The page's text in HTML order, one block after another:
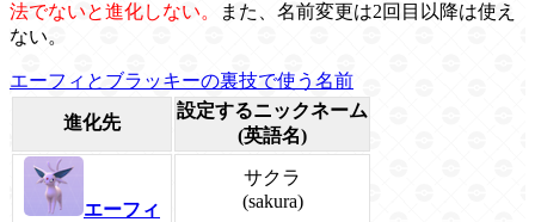
法でないと進化しない。
また、名前変更は2回目以降は使え
ない。
エーフィとブラッキーの裏技で使う名前
進化先
設定するニックネーム
(英語名)
エーフィ
サクラ
(sakura)